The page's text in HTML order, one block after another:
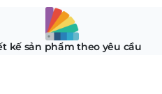
kế sản phẩm theo yêu cầu